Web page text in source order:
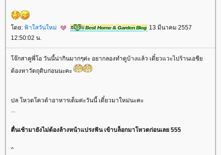
ดย: ฟ้าใสวันใหม่
13 มีนาคม 2557
12:50:02 น.
จ๊กสาคูพี่โอ วันนี้น่ากินมากๆค่ะ อยากลองทำดูบ้างแล้ว เดี๋ยวแวะไปร้านเอชี
ต้องหาวัตถุดิบก่อนนะคะ
ปล โหวตโควต้าอาหารเต็มค่ะวันนี้ เดี๋ยวมาใหม่นะคะ
...
ตื่นเช้ามายังไม่ต้องล้างหน้าแปรงฟัน เข้าบล็อกมาโหวตก่อนเลย 555
^